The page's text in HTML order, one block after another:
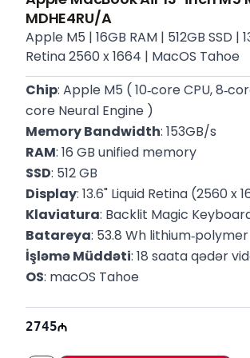
MDHE4RU/A
Apple M5 | 16GB RAM | 512GB SSD |
Retina 2560 x 1664 | MacOS Tahoe
Chip: Apple M5 ( 10‑core CPU,
core Neural Engine )
Memory Bandwidth: 153GB/s
RAM: 16 GB unified memory
SSD: 512 GB
Display: 13.6" Liquid Retina (2560 x
Klaviatura: Backlit Magic
Batareya: 53.8 Wh lithium‑polymer
İşləmə Müddəti: 18 saata qədər
OS: macOS Tahoe
Wireless
2745